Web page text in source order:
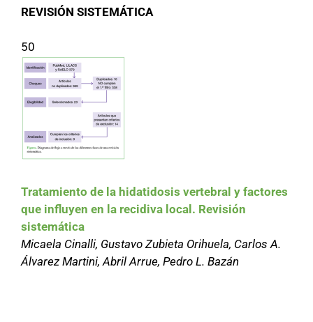
REVISIÓN SISTEMÁTICA
50
Tratamiento de la hidatidosis vertebral y factores
que influyen en la recidiva local. Revisión
sistemática
Micaela Cinalli, Gustavo Zubieta Orihuela, Carlos A.
Álvarez Martini, Abril Arrue, Pedro L. Bazán